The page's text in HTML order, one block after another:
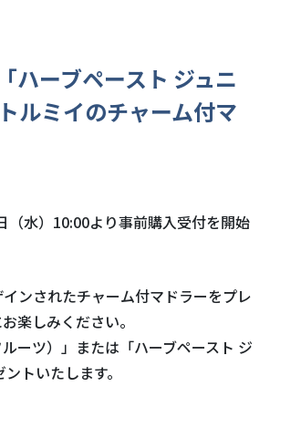
ハーブペースト ジュニ
ルミイのチャーム付マ
水）10:00より事前購入受付を開始
ンされたチャーム付マドラーをプレ
楽しみください。
ーツ）」または「ハーブペースト ジ
トいたします。